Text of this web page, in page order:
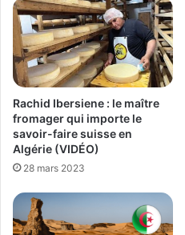
Rachid Ibersiene : le maître
fromager qui importe le
savoir-faire suisse en
Algérie (VIDÉO)
28 mars 2023